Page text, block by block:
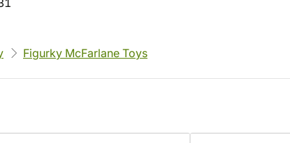
Figurky McFarlane Toys